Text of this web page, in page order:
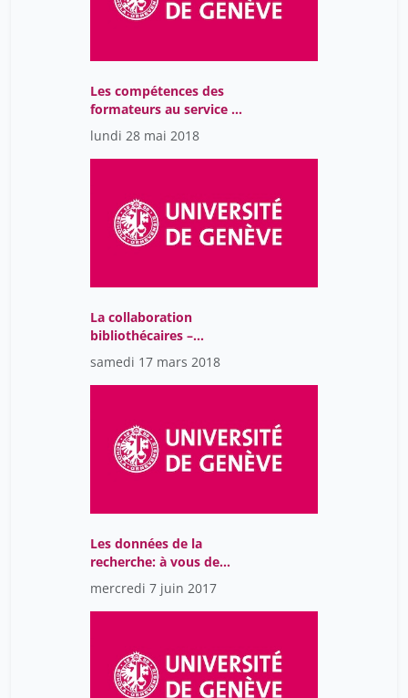
Les compétences des
formateurs au service de
la réussite des étudiant-
e-s: introduction
lundi 28 mai 2018
La collaboration
bibliothécaires –
chercheurs au cœur des
projets d’humanités
numériques
samedi 17 mars 2018
Les données de la
recherche: à vous de
mercredi 7 juin 2017